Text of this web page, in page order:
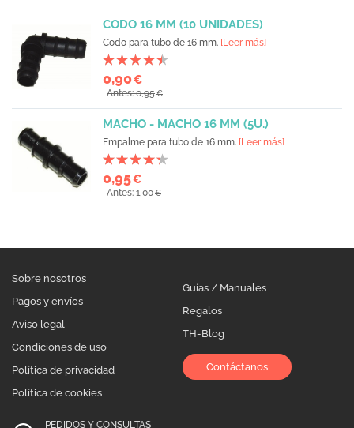
CODO 16 MM (10 UNIDADES)
Codo para tubo de 16 mm. [Leer más]
0,90€
Antes: 0,95€
MACHO - MACHO 16 MM (5U.)
Empalme para tubo de 16 mm. [Leer más]
0,95€
Antes: 1,00€
Sobre nosotros
Pagos y envíos
Aviso legal
Condiciones de uso
Política de privacidad
Política de cookies
Guías / Manuales
Regalos
TH-Blog
Contáctanos
PEDIDOS Y CONSULTAS